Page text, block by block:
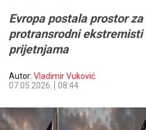
Evropa postala prostor
protransrodni ekstremisti
prijetnjama
Autor: Vladimir Vuković
07.05.2026.
08:44